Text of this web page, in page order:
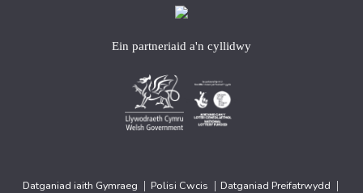
Ein partneriaid a'n cyllidwy
Datganiad iaith Gymraeg | Polisi Cwcis | Datganiad Preifatrwydd |